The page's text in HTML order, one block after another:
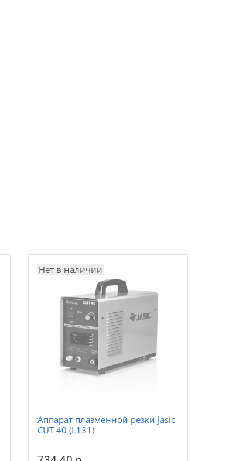
Нет в наличии
Аппарат плазменной резки Jasic
CUT 40 (L131)